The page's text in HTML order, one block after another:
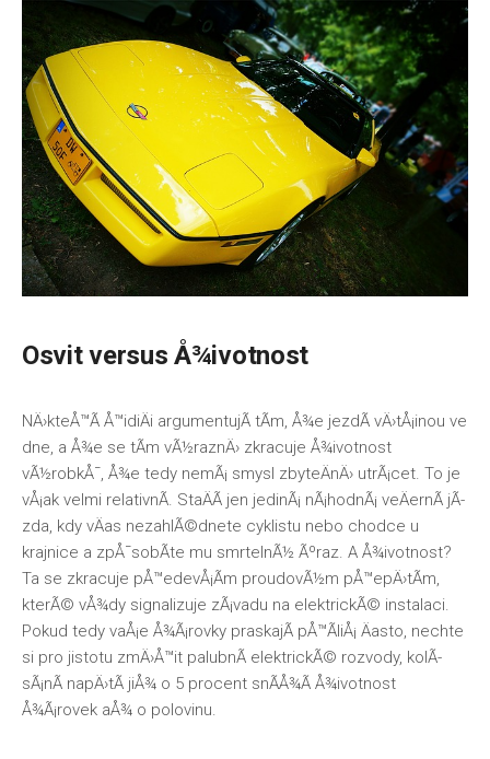
Osvit versus Å¾ivotnost
NÄ›kteÅ™Ã­ Å™idiÄi argumentujÃ­ tÃ­m, Å¾e jezdÃ­ vÄ›tÅ¡inou ve
dne, a Å¾e se tÃ­m vÃ½raznÄ› zkracuje Å¾ivotnost
vÃ½robkÅ¯, Å¾e tedy nemÃ¡ smysl zbyteÄnÄ› utrÃ¡cet. To je
vÅ¡ak velmi relativnÃ­. StaÄÃ­ jen jedinÃ¡ nÃ¡hodnÃ¡ veÄernÃ­ jÃ­
zda, kdy vÄas nezahlÃ©dnete cyklistu nebo chodce u
krajnice a zpÅ¯sobÃ­te mu smrtelnÃ½ Ãºraz. A Å¾ivotnost?
Ta se zkracuje pÅ™edevÅ¡Ã­m proudovÃ½m pÅ™epÄ›tÃ­m,
kterÃ© vÅ¾dy signalizuje zÃ¡vadu na elektrickÃ© instalaci.
Pokud tedy vaÅ¡e Å¾Ã¡rovky praskajÃ­ pÅ™Ã­liÅ¡ Äasto, nechte
si pro jistotu zmÄ›Å™it palubnÃ­ elektrickÃ© rozvody, kolÃ­
sÃ¡nÃ­ napÄ›tÃ­ jiÅ¾ o 5 procent snÃ­Å¾Ã­ Å¾ivotnost
Å¾Ã¡rovek aÅ¾ o polovinu.